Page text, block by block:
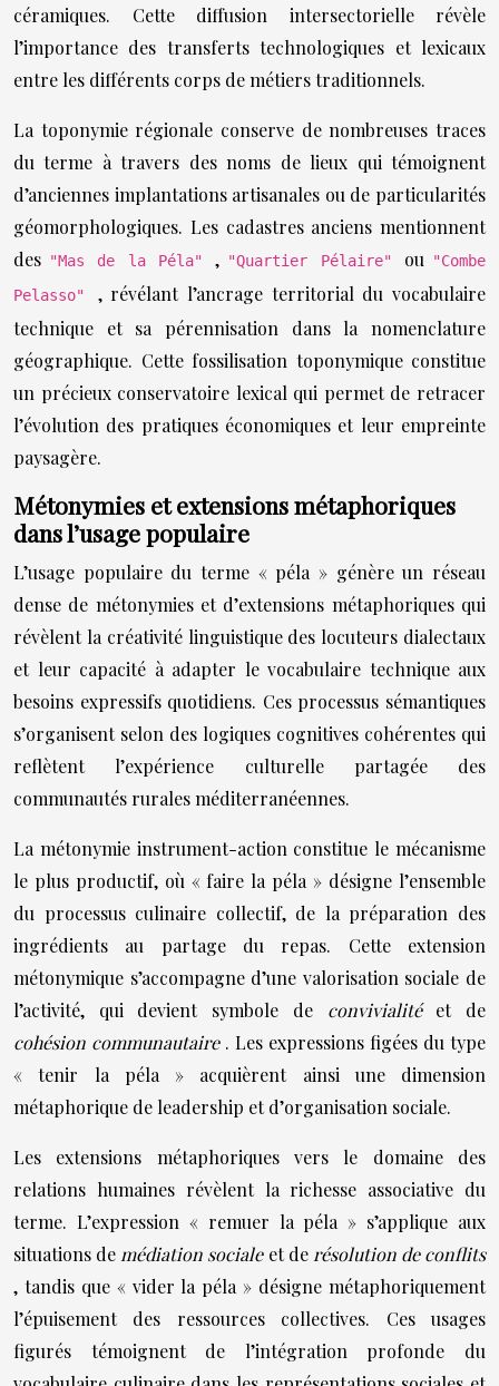
céramiques. Cette diffusion intersectorielle révèle
l’importance des transferts technologiques et lexicaux
entre les différents corps de métiers traditionnels.
La toponymie régionale conserve de nombreuses traces
du terme à travers des noms de lieux qui témoignent
d’anciennes implantations artisanales ou de particularités
géomorphologiques. Les cadastres anciens mentionnent
des "Mas de la Péla", "Quartier Pélaire" ou
"Combe
Pelasso" , révélant l’ancrage territorial du vocabulaire
technique et sa pérennisation dans la nomenclature
géographique. Cette fossilisation toponymique constitue
un précieux conservatoire lexical qui permet de retracer
l’évolution des pratiques économiques et leur empreinte
paysagère.
Métonymies et extensions métaphoriques
dans l’usage populaire
L’usage populaire du terme « péla » génère un réseau
dense de métonymies et d’extensions métaphoriques qui
révèlent la créativité linguistique des locuteurs dialectaux
et leur capacité à adapter le vocabulaire technique aux
besoins expressifs quotidiens. Ces processus sémantiques
s’organisent selon des logiques cognitives cohérentes qui
reflètent l’expérience culturelle partagée des
communautés rurales méditerranéennes.
La métonymie instrument-action constitue le mécanisme
le plus productif, où « faire la péla » désigne l’ensemble
du processus culinaire collectif, de la préparation des
ingrédients au partage du repas. Cette extension
métonymique s’accompagne d’une valorisation sociale de
l’activité, qui devient symbole de convivialité et de
cohésion communautaire . Les expressions figées du type
« tenir la péla » acquièrent ainsi une dimension
métaphorique de leadership et d’organisation sociale.
Les extensions métaphoriques vers le domaine des
relations humaines révèlent la richesse associative du
terme. L’expression « remuer la péla » s’applique aux
situations de médiation sociale et de résolution de conflits
, tandis que « vider la péla » désigne métaphoriquement
l’épuisement des ressources collectives. Ces usages
figurés témoignent de l’intégration profonde du